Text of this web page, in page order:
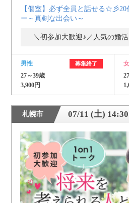
【個室】必ず全員と話せる☆彡20
ー～真剣な出会い～
＼初参加大歓迎♪／人気の婚
男性 募集終了
27～39歳
3,900円
札幌市 07/11 (土) 14:30